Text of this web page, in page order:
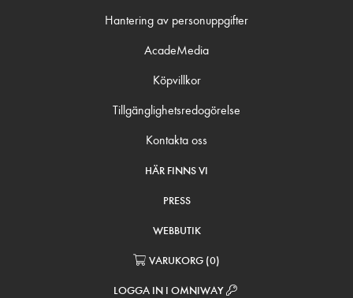
Hantering av personuppgifter
AcadeMedia
Köpvillkor
Tillgänglighetsredogörelse
Kontakta oss
HÄR FINNS VI
PRESS
WEBBUTIK
VARUKORG (0)
LOGGA IN I OMNIWAY